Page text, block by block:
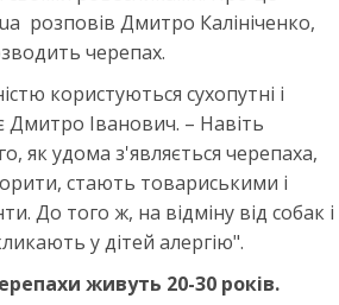
розповів Дмитро Калініченко,
черепах.
користуються сухопутні і
Дмитро Іванович. – Навіть
як удома з'являється черепаха,
стають товариськими і
До того ж, на відміну від собак і
у дітей алергію".
живуть 20-30 років.